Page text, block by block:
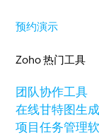
预约演示
Zoho 热门工具
团队协作工具
在线甘特图生
项目任务管理